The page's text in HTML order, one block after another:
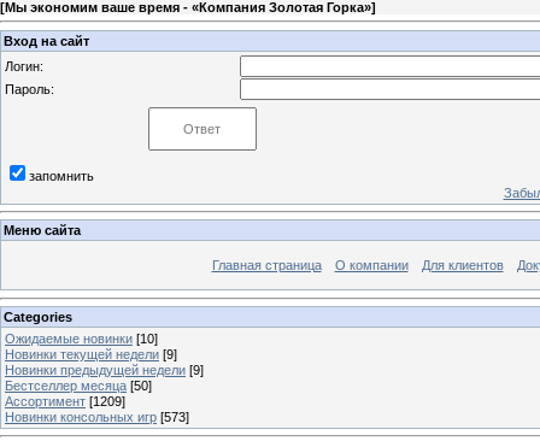
[Мы экономим ваше время - «Компания Золотая Горка»]
Вход на сайт
Логин:
Пароль:
запомнить
Меню сайта
Главная страница О компании Для клиентов
Categories
Ожидаемые новинки [10]
Новинки текущей недели [9]
Новинки предыдущей недели [9]
Бестселлер месяца [50]
Ассортимент [1209]
Новинки консольных игр [573]